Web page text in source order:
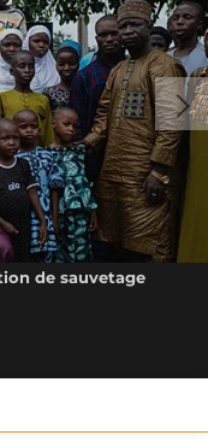
de sauvetage